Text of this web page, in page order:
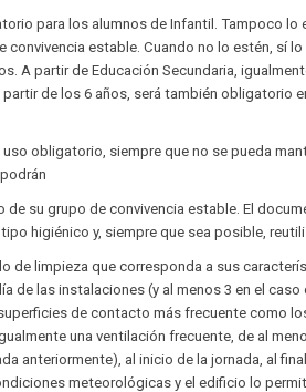
para los alumnos de Infantil. Tampoco lo
estable. Cuando no lo estén, sí
A partir de Educación Secundaria,
de los 6 años, será también obligatorio
obligatorio, siempre que no se pueda
su grupo de convivencia estable. El
higiénico y, siempre que sea posible,
de limpieza que corresponda a sus
de las instalaciones (y al menos 3 en el
de contacto más frecuente como
una ventilación frecuente, de al
anteriormente), al inicio de la jornada, al
meteorológicas y el edificio lo